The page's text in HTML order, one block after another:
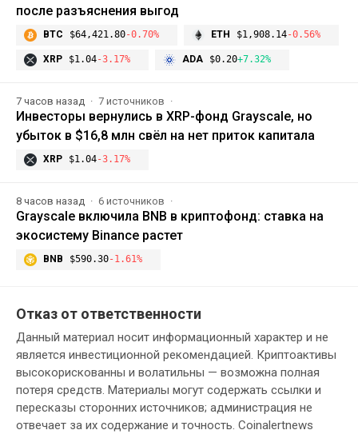
после разъяснения выгод
BTC $64,421.80-0.70% ETH $1,908.14-0.56%
XRP $1.04-3.17% ADA $0.20+7.32%
7 часов назад 7 источников
Инвесторы вернулись в XRP-фонд Grayscale, но
убыток в $16,8 млн свёл на нет приток капитала
XRP $1.04-3.17%
8 часов назад 6 источников
Grayscale включила BNB в криптофонд: ставка на
экосистему Binance растет
BNB $590.30-1.61%
Отказ от ответственности
Данный материал носит информационный характер и не
является инвестиционной рекомендацией. Криптоактивы
высокорискованны и волатильны — возможна полная
потеря средств. Материалы могут содержать ссылки и
пересказы сторонних источников; администрация не
отвечает за их содержание и точность. Coinalertnews